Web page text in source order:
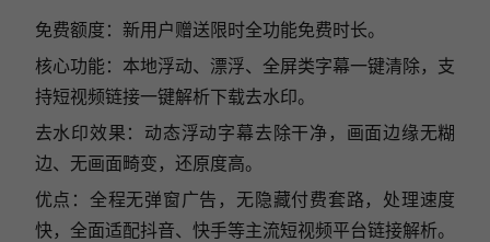
免费额度：新用户赠送限时全功能免费时长。
核心功能：本地浮动、漂浮、全屏类字幕一键清除，支
持短视频链接一键解析下载去水印。
去水印效果：动态浮动字幕去除干净，画面边缘无糊
边、无画面畸变，还原度高。
优点：全程无弹窗广告，无隐藏付费套路，处理速度
快，全面适配抖音、快手等主流短视频平台链接解析。